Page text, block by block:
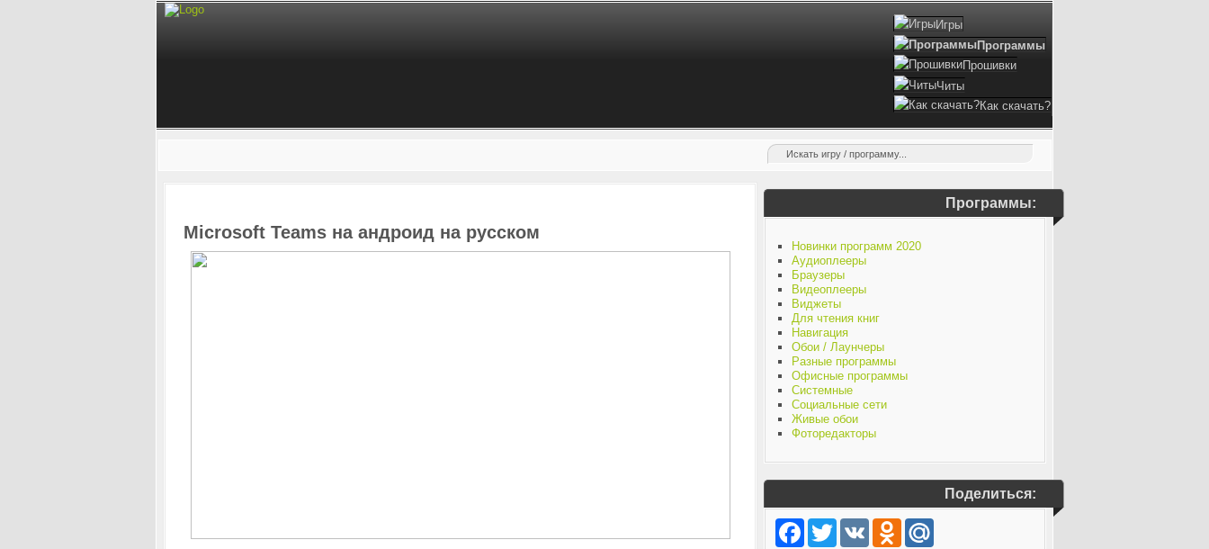
Игры
Программы
Прошивки
Читы
Как скачать?
Microsoft Teams на андроид на русском
Программы:
Новинки программ 2020
Аудиоплееры
Браузеры
Видеоплееры
Виджеты
Для чтения книг
Навигация
Обои / Лаунчеры
Разные программы
Офисные программы
Системные
Социальные сети
Живые обои
Фоторедакторы
Поделиться:
FacebookTwitter VK Odnoklassniki